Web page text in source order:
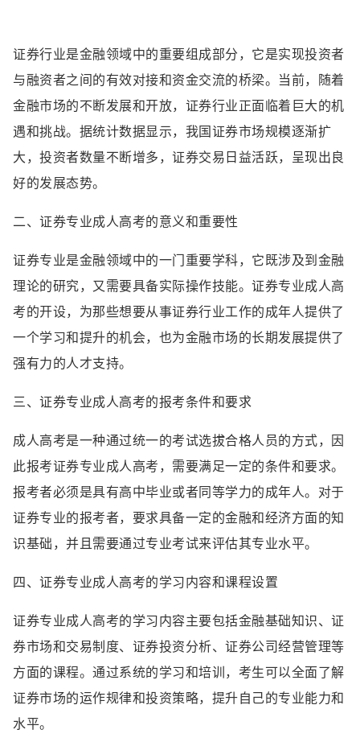
证券行业是金融领域中的重要组成部分，它是实现投资者
与融资者之间的有效对接和资金交流的桥梁。当前，随着
金融市场的不断发展和开放，证券行业正面临着巨大的机
遇和挑战。据统计数据显示，我国证券市场规模逐渐扩
大，投资者数量不断增多，证券交易日益活跃，呈现出良
好的发展态势。
二、证券专业成人高考的意义和重要性
证券专业是金融领域中的一门重要学科，它既涉及到金融
理论的研究，又需要具备实际操作技能。证券专业成人高
考的开设，为那些想要从事证券行业工作的成年人提供了
一个学习和提升的机会，也为金融市场的长期发展提供了
强有力的人才支持。
三、证券专业成人高考的报考条件和要求
成人高考是一种通过统一的考试选拔合格人员的方式，因
此报考证券专业成人高考，需要满足一定的条件和要求。
报考者必须是具有高中毕业或者同等学力的成年人。对于
证券专业的报考者，要求具备一定的金融和经济方面的知
识基础，并且需要通过专业考试来评估其专业水平。
四、证券专业成人高考的学习内容和课程设置
证券专业成人高考的学习内容主要包括金融基础知识、证
券市场和交易制度、证券投资分析、证券公司经营管理等
方面的课程。通过系统的学习和培训，考生可以全面了解
证券市场的运作规律和投资策略，提升自己的专业能力和
水平。